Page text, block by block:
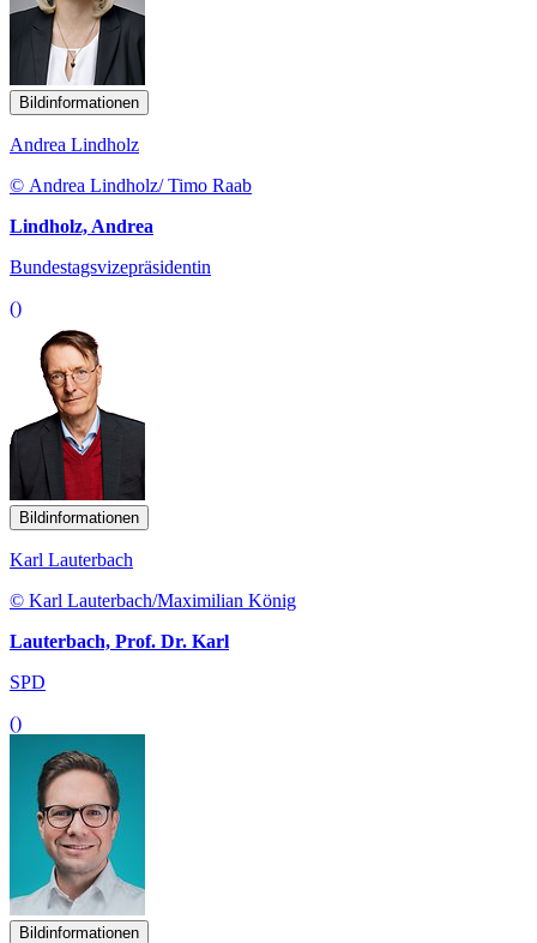
Bildinformationen
Andrea Lindholz
© Andrea Lindholz/ Timo Raab
Lindholz, Andrea
Bundestagsvizepräsidentin
()
Bildinformationen
Karl Lauterbach
© Karl Lauterbach/Maximilian König
Lauterbach, Prof. Dr. Karl
SPD
()
Bildinformationen